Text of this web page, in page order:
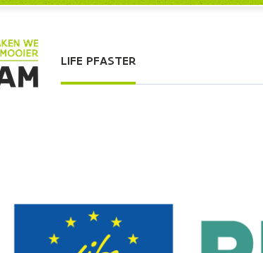
LIFE PFASTER